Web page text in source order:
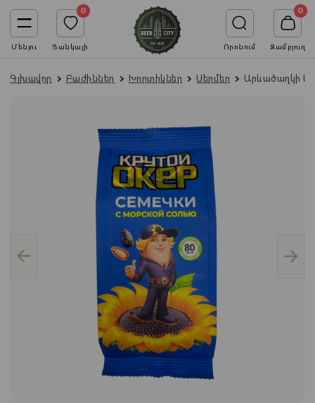
Մենյու
0
Ցանկալի Որոնում
0
Զամբյուղ
Գլխավոր Բաժիններ Խորտիկներ Սերմեր Արևածաղկի